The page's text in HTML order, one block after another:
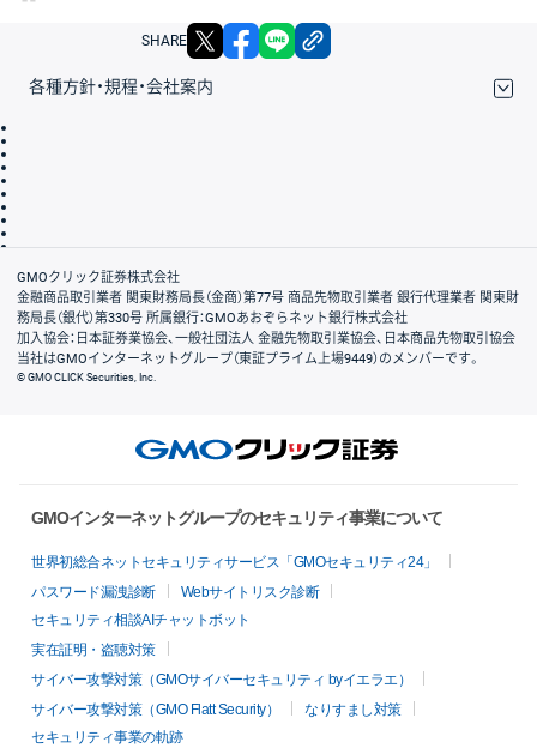
SHARE X facebook
各種方針・規程・会社案内
会社案内
GMOクリック証券株式会社
金融商品取引業者 関東財務局長（金商）第77号 商品先物取引業者 銀行代理業者 関東財
務局長（銀代）第330号 所属銀行：GMOあおぞらネット銀行株式会社
加入協会：日本証券業協会、一般社団法人 金融先物取引業協会、日本商品先物取引協会
当社はGMOインターネットグループ（東証プライム上場9449）のメンバーです。
© GMO CLICK Securities, Inc.
GMOインターネットグループのセキュリティ事業について
世界初総合ネットセキュリティサービス「GMOセキュリティ24」
パスワード漏洩診断
Webサイトリスク診断
セキュリティ相談AIチャットボット
実在証明・盗聴対策
サイバー攻撃対策（GMOサイバーセキュリティ byイエラエ）
サイバー攻撃対策（GMO Flatt Security）
なりすまし対策
セキュリティ事業の軌跡